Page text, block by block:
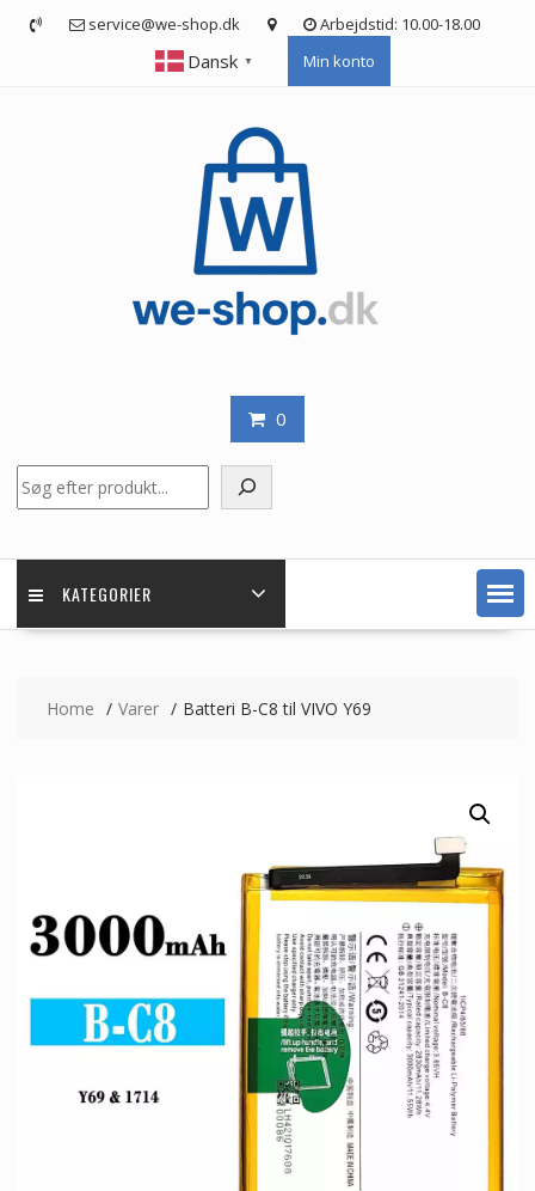
service@we-shop.dk Arbejdstid: 10.00-18.00
Dansk ▼ Min konto
0
KATEGORIER
Home Varer Batteri B-C8 til VIVO Y69